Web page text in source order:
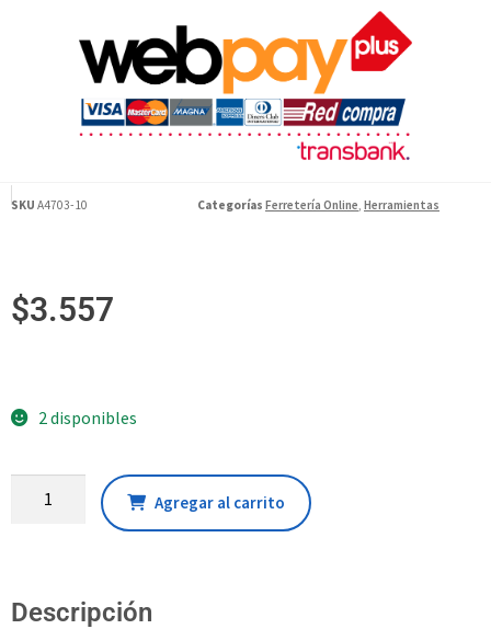
SKU A4703-10 Categorías Ferretería Online, Herramientas
$3.557
2 disponibles
Agregar al carrito
Descripción